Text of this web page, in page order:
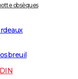
obsèques